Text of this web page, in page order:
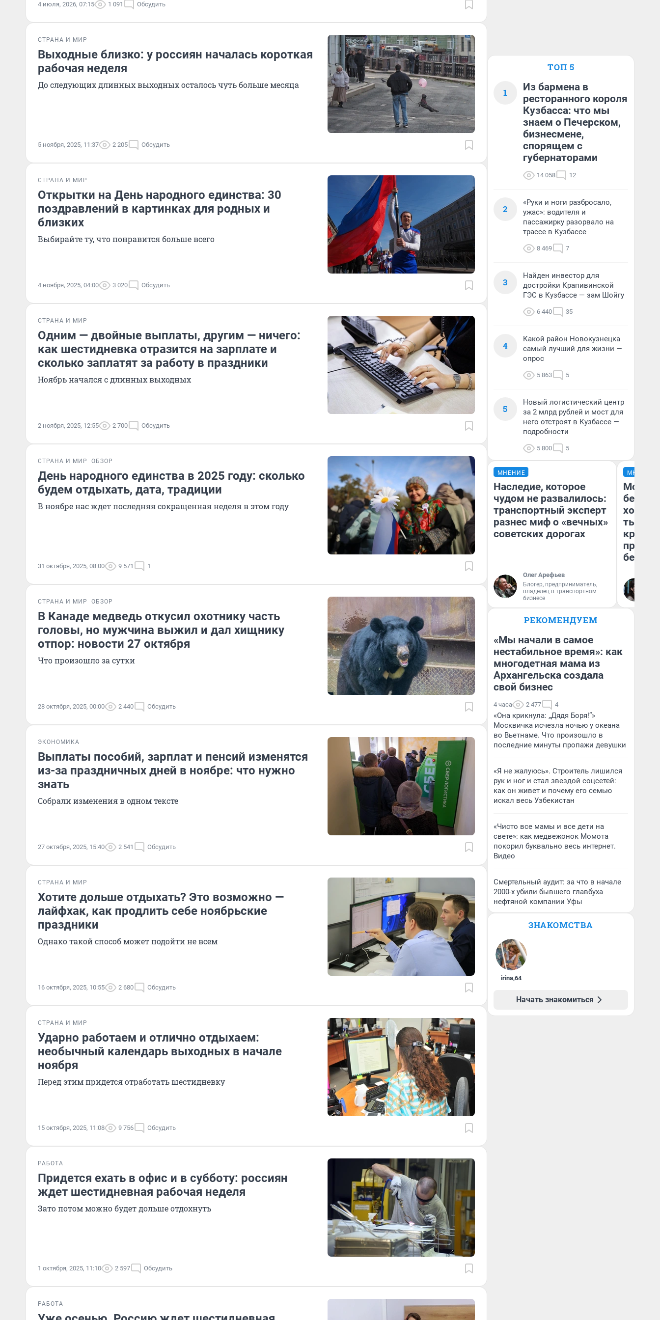
4 июля, 2026, 07:15 1 091 Обсудить
СТРАНА И МИР
Выходные близко: у россиян началась короткая
рабочая неделя
До следующих длинных выходных осталось чуть больше месяца
5 ноября, 2025, 11:37 2 205 Обсудить
СТРАНА И МИР
Открытки на День народного единства: 30
поздравлений в картинках для родных и
близких
Выбирайте ту, что понравится больше всего
4 ноября, 2025, 04:00 3 020 Обсудить
СТРАНА И МИР
Одним — двойные выплаты, другим — ничего:
как шестидневка отразится на зарплате и
сколько заплатят за работу в праздники
Ноябрь начался с длинных выходных
2 ноября, 2025, 12:55 2 700 Обсудить
СТРАНА И МИР ОБЗОР
День народного единства в 2025 году: сколько
будем отдыхать, дата, традиции
В ноябре нас ждет последняя сокращенная неделя в этом году
31 октября, 2025, 08:00 9 571 1
СТРАНА И МИР ОБЗОР
В Канаде медведь откусил охотнику часть
головы, но мужчина выжил и дал хищнику
отпор: новости 27 октября
Что произошло за сутки
28 октября, 2025, 00:00 2 440 Обсудить
ЭКОНОМИКА
Выплаты пособий, зарплат и пенсий изменятся
из-за праздничных дней в ноябре: что нужно
знать
Собрали изменения в одном тексте
27 октября, 2025, 15:40 2 541 Обсудить
СТРАНА И МИР
Хотите дольше отдыхать? Это возможно —
лайфхак, как продлить себе ноябрьские
праздники
Однако такой способ может подойти не всем
16 октября, 2025, 10:55 2 680 Обсудить
СТРАНА И МИР
Ударно работаем и отлично отдыхаем:
необычный календарь выходных в начале
ноября
Перед этим придется отработать шестидневку
15 октября, 2025, 11:08 9 756 Обсудить
РАБОТА
Придется ехать в офис и в субботу: россиян
ждет шестидневная рабочая неделя
Зато потом можно будет дольше отдохнуть
1 октября, 2025, 11:10 2 597 Обсудить
РАБОТА
ТОП 5
1
Из бармена в
ресторанного короля
Кузбасса: что мы
знаем о Печерском,
бизнесмене,
спорящем с
губернаторами
14 058 12
2
«Руки и ноги разбросало,
ужас»: водителя и
пассажирку разорвало на
трассе в Кузбассе
8 469 7
3
Найден инвестор для
достройки Крапивинской
ГЭС в Кузбассе — зам Шойгу
6 440 35
4
Какой район Новокузнецка
самый лучший для жизни —
опрос
5 863 5
5
Новый логистический центр
за 2 млрд рублей и мост для
него отстроят в Кузбассе —
подробности
5 800 5
МНЕНИЕ
Наследие, которое
чудом не развалилось:
транспортный эксперт
разнес миф о «вечных»
советских дорогах
Олег Арефьев
Блогер, предприниматель,
владелец в транспортном
бизнесе
МНЕНИЕ
Мой
хотела
тысяч,
РЕКОМЕНДУЕМ
«Мы начали в самое
нестабильное время»: как
многодетная мама из
Архангельска создала
свой бизнес
4 часа 2 477 4
«Она крикнула: „Дядя Боря!“»
Москвичка исчезла ночью у океана
во Вьетнаме. Что произошло в
последние минуты пропажи девушки
«Я не жалуюсь». Строитель лишился
рук и ног и стал звездой соцсетей:
как он живет и почему его семью
искал весь Узбекистан
«Чисто все мамы и все дети на
свете»: как медвежонок Момота
покорил буквально весь интернет.
Видео
Смертельный аудит: за что в начале
2000-х убили бывшего главбуха
нефтяной компании Уфы
ЗНАКОМСТВА
irina,64
Начать знакомиться